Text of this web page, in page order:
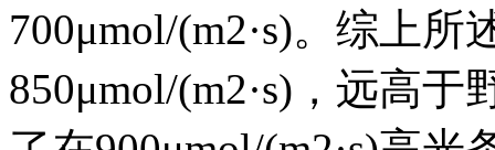
700μmol/(m2·s)。综上
850μmol/(m2·s)，远高